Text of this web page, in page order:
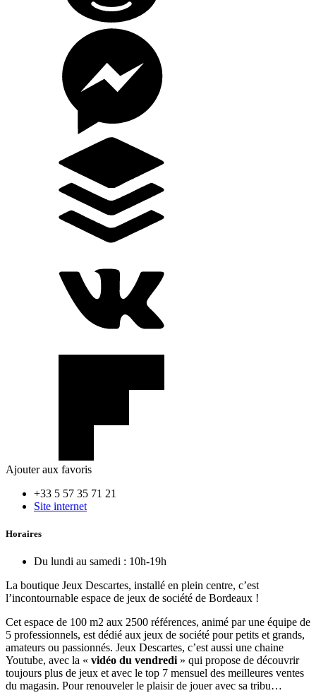
Ajouter aux favoris
+33 5 57 35 71 21
Site internet
Horaires
Du lundi au samedi : 10h-19h
La boutique Jeux Descartes, installé en plein centre, c’est
l’incontournable espace de jeux de société de Bordeaux !
Cet espace de 100 m2 aux 2500 références, animé par une équipe de
5 professionnels, est dédié aux jeux de société pour petits et grands,
amateurs ou passionnés. Jeux Descartes, c’est aussi une chaine
Youtube, avec la « vidéo du vendredi » qui propose de découvrir
toujours plus de jeux et avec le top 7 mensuel des meilleures ventes
du magasin. Pour renouveler le plaisir de jouer avec sa tribu…